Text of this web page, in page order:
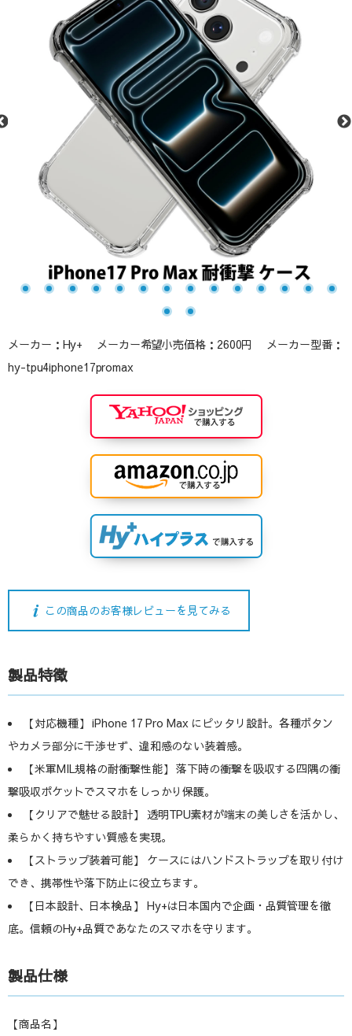
メーカー：Hy+ メーカー希望小売価格：2600円 メーカー型番：
hy-tpu4iphone17promax
この商品のお客様レビューを見てみる
製品特徴
【対応機種】 iPhone 17 Pro Max にピッタリ設計。各種ボタン
やカメラ部分に干渉せず、違和感のない装着感。
【米軍MIL規格の耐衝撃性能】 落下時の衝撃を吸収する四隅の衝
撃吸収ポケットでスマホをしっかり保護。
【クリアで魅せる設計】 透明TPU素材が端末の美しさを活かし、
柔らかく持ちやすい質感を実現。
【ストラップ装着可能】 ケースにはハンドストラップを取り付け
でき、携帯性や落下防止に役立ちます。
【日本設計、日本検品】 Hy+は日本国内で企画・品質管理を徹
底。信頼のHy+品質であなたのスマホを守ります。
製品仕様
【商品名】